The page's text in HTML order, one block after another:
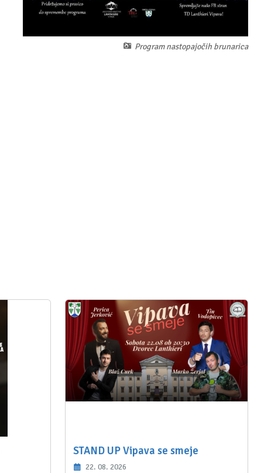
Program nastopajočih brunarica
STAND UP Vipava se smeje
22. 08. 2026